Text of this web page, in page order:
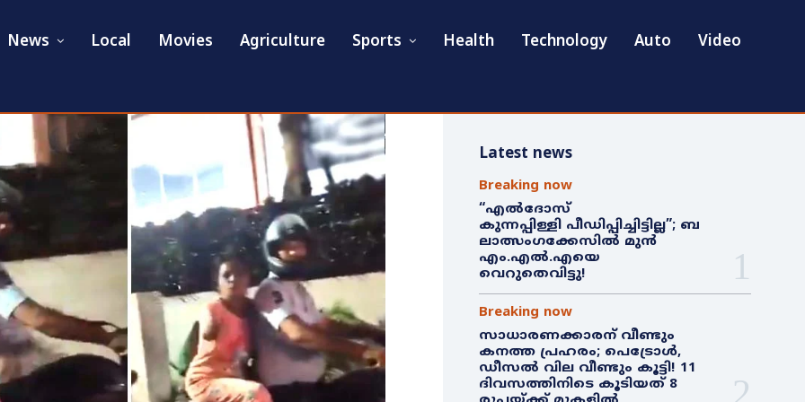
News Local Movies Agriculture Sports Health Technology Auto Video
Latest news
Breaking now
“എൽദോസ്
കുന്നപ്പിള്ളി പീഡിപ്പിച്ചിട്ടില്ല”; ബ
ലാത്സംഗക്കേസിൽ മുൻ
എം.എൽ.എയെ
വെറുതെവിട്ടു!
Breaking now
സാധാരണക്കാരന് വീണ്ടും
കനത്ത പ്രഹരം; പെട്രോൾ,
ഡീസൽ വില വീണ്ടും കൂട്ടി! 11
ദിവസത്തിനിടെ കൂടിയത് 8